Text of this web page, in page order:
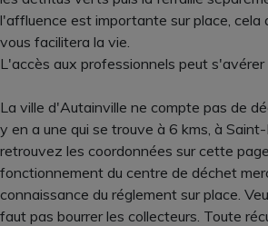
l'affluence est importante sur place, cela
vous facilitera la vie.
L'accès aux professionnels peut s'avérer
La ville d'Autainville ne compte pas de
y en a une qui se trouve à 6 kms, à
retrouvez les coordonnées sur cette
fonctionnement du centre de déchet
connaissance du réglement sur place.
faut pas bourrer les collecteurs. Toute